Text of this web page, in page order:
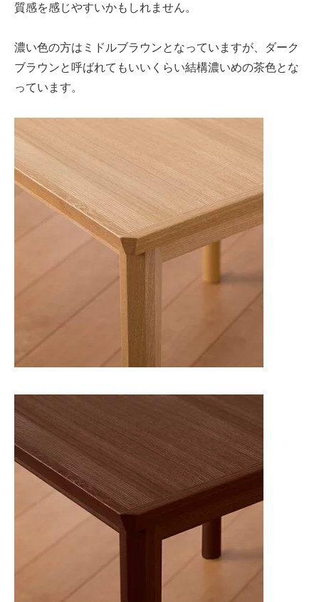
質感を感じやすいかもしれません。
濃い色の方はミドルブラウンとなっていますが、ダーク
ブラウンと呼ばれてもいいくらい結構濃いめの茶色とな
っています。